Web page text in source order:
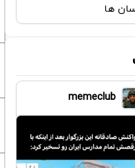
ها
memeclub